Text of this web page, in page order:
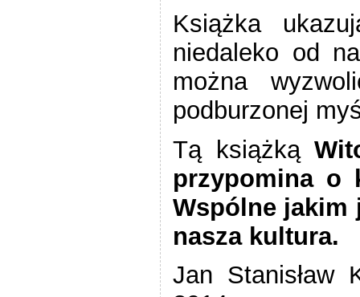
Książka
niedaleko od
można
podburzonej
Tą książką
przypomina o
Wspólne jakim
nasza kultura.
Jan Stanisław